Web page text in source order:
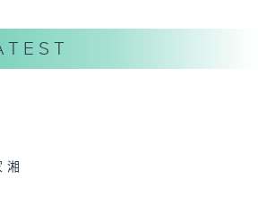
夜「粤」精彩。